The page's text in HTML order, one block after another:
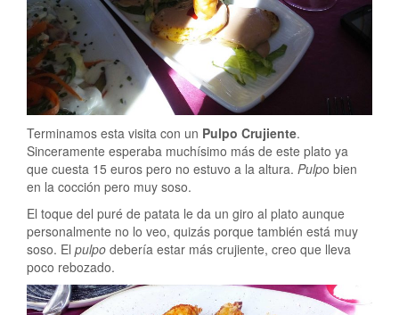
Terminamos esta visita con un Pulpo Crujiente.
Sinceramente esperaba muchísimo más de este plato ya
que cuesta 15 euros pero no estuvo a la altura. Pulpo bien
en la cocción pero muy soso.
El toque del puré de patata le da un giro al plato aunque
personalmente no lo veo, quizás porque también está muy
soso. El pulpo debería estar más crujiente, creo que lleva
poco rebozado.